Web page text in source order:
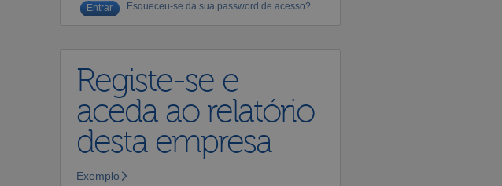
Esqueceu-se da sua password de acesso?
Registe-se e
aceda ao relatório
desta empresa
Exemplo